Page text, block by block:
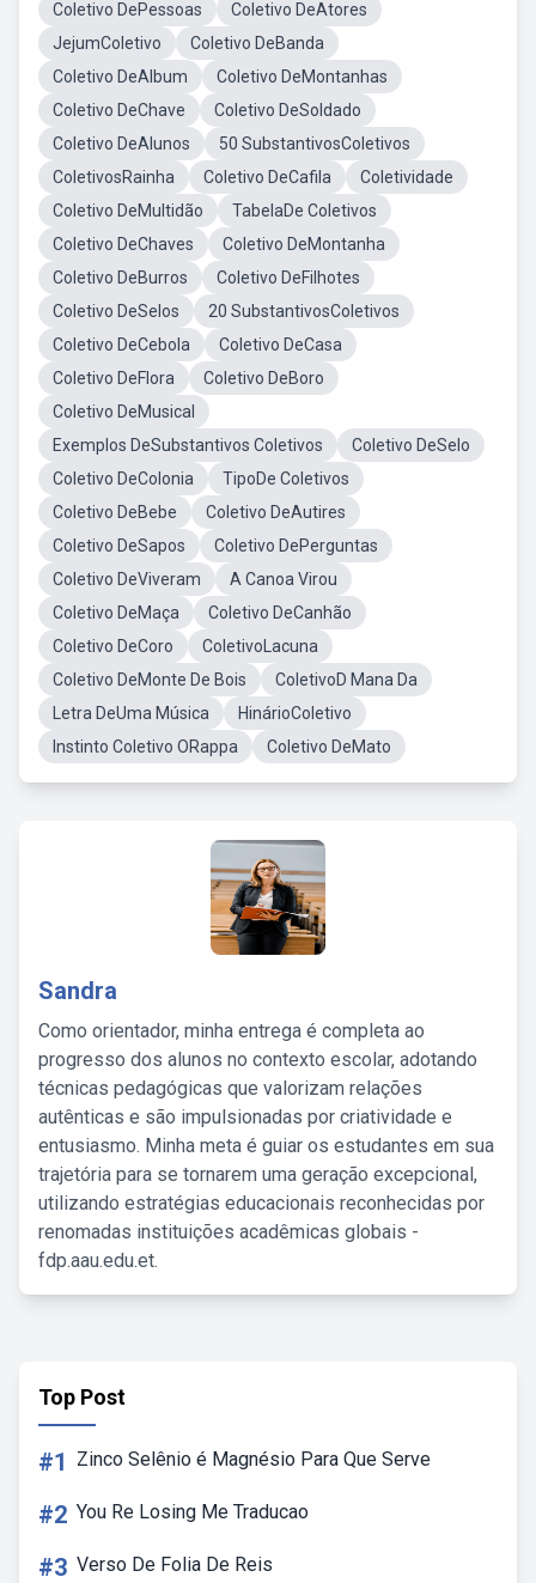
Coletivo DePessoas
Coletivo DeAtores
JejumColetivo
Coletivo DeBanda
Coletivo DeAlbum
Coletivo DeMontanhas
Coletivo DeChave
Coletivo DeSoldado
Coletivo DeAlunos
50 SubstantivosColetivos
ColetivosRainha
Coletivo DeCafila
Coletividade
Coletivo DeMultidão
TabelaDe Coletivos
Coletivo DeChaves
Coletivo DeMontanha
Coletivo DeBurros
Coletivo DeFilhotes
Coletivo DeSelos
20 SubstantivosColetivos
Coletivo DeCebola
Coletivo DeCasa
Coletivo DeFlora
Coletivo DeBoro
Coletivo DeMusical
Exemplos DeSubstantivos Coletivos
Coletivo DeSelo
Coletivo DeColonia
TipoDe Coletivos
Coletivo DeBebe
Coletivo DeAutires
Coletivo DeSapos
Coletivo DePerguntas
Coletivo DeViveram
A Canoa Virou
Coletivo DeMaça
Coletivo DeCanhão
Coletivo DeCoro
ColetivoLacuna
Coletivo DeMonte De Bois
ColetivoD Mana Da
Letra DeUma Música
HinárioColetivo
Instinto Coletivo ORappa
Coletivo DeMato
Sandra
Como orientador, minha entrega é completa ao
progresso dos alunos no contexto escolar, adotando
técnicas pedagógicas que valorizam relações
autênticas e são impulsionadas por criatividade e
entusiasmo. Minha meta é guiar os estudantes em sua
trajetória para se tornarem uma geração excepcional,
utilizando estratégias educacionais reconhecidas por
renomadas instituições acadêmicas globais -
fdp.aau.edu.et.
Top Post
#1 Zinco Selênio é Magnésio Para Que Serve
#2 You Re Losing Me Traducao
#3 Verso De Folia De Reis